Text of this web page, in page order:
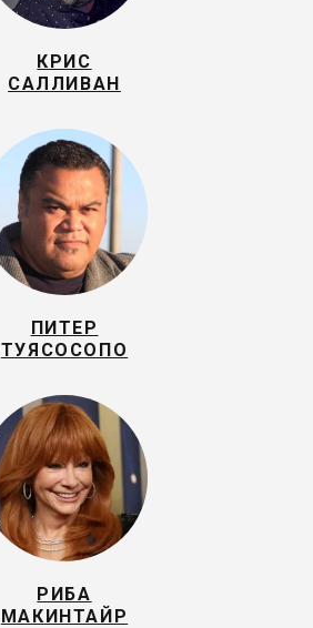
КРИС
САЛЛИВАН
ПИТЕР
ТУЯСОСОПО
РИБА
МАКИНТАЙР